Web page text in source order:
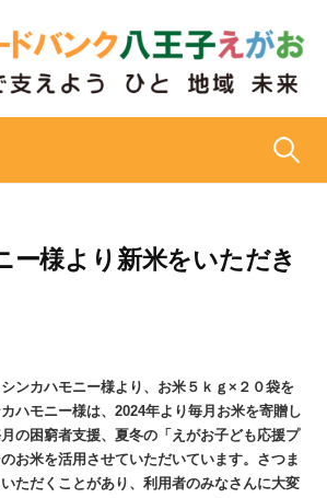
検
ー様より新米をいただき
ンカハモニー様より、お米５ｋｇ×２０袋を
ハモニー様は、2024年より毎月お米を寄贈し
の困窮者支援、夏冬の「えがお子ども応援プ
お米を活用させていただいています。さつま
ただくことがあり、利用者のみなさんに大変